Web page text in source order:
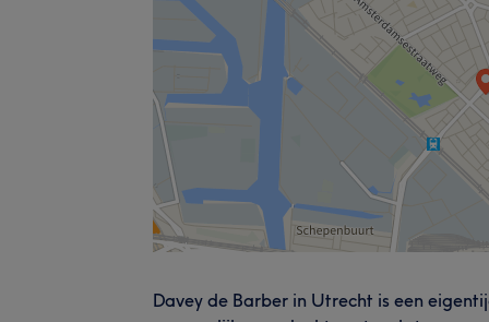
Davey de Barber in Utrecht is een